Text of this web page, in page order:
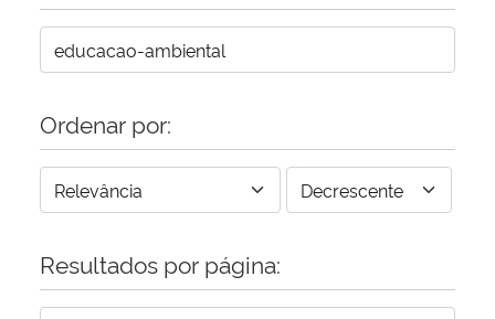
Ordenar por:
Resultados por página: